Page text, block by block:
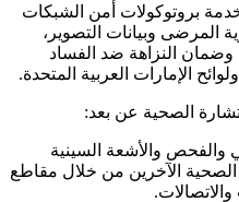
بروتوكولات أمن الشبكات
المرضى وبيانات التصوير،
وضمان النزاهة ضد الفساد
الإمارات العربية المتحدة.
الصحية عن بعد:
والفحص والأشعة السينية
الآخرين من خلال مقاطع
والاتصالات.